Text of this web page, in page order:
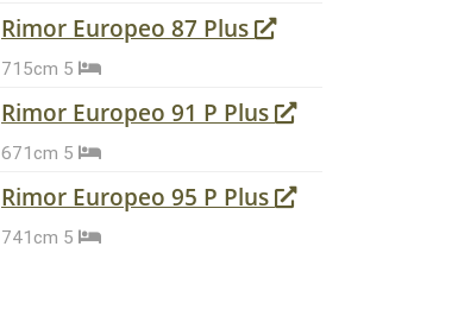
Rimor Europeo 87 Plus
715cm 5
Rimor Europeo 91 P Plus
671cm 5
Rimor Europeo 95 P Plus
741cm 5